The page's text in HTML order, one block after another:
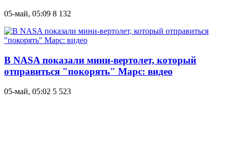
05-май, 05:09 8 132
В NASA показали мини-вертолет, который
отправиться "покорять" Марс: видео
05-май, 05:02 5 523